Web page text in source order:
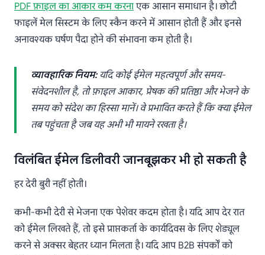
PDF फ़ाइल का आकार कम करनाएक आसान समाधान है। छोटी
फाइलें मेल सिस्टम के लिए स्कैन करने में आसान होती हैं और इनसे
अनावश्यक घर्षण पैदा होने की संभावना कम होती है।
व्यावहारिक नियम:यदि कोई ईमेल महत्वपूर्ण और समय-
संवेदनशील है, तो फ़ाइल आकार, प्रेषक की प्रतिष्ठा और भेजने के
समय को संदेश का हिस्सा मानें। वे प्रभावित करते हैं कि क्या ईमेल
तब पहुंचता है जब यह अभी भी मायने रखता है।
विलंबित ईमेल डिलीवरी जानबूझकर भी हो सकती है
हर देरी बुरी नहीं होती।
कभी-कभी देरी से भेजना एक पेशेवर कदम होता है। यदि आप देर रात
को ईमेल लिखते हैं, तो इसे प्राप्तकर्ता के कार्यदिवस के लिए शेड्यूल
करने से अक्सर बेहतर ध्यान मिलता है। यदि आप B2B संपर्कों को